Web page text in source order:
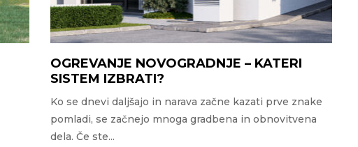
OGREVANJE NOVOGRADNJE – KATERI
SISTEM IZBRATI?
Ko se dnevi daljšajo in narava začne kazati prve znake
pomladi, se začnejo mnoga gradbena in obnovitvena
dela. Če ste...